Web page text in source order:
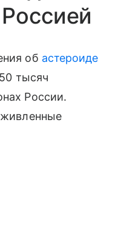
об астероиде
тысяч
России.